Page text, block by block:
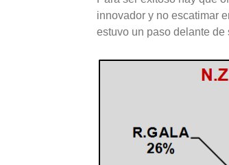
innovador y no escatimar
estuvo un paso delante de